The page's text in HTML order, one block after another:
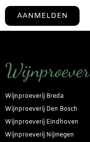
AANMELDEN
Wijnproeverij Breda
Wijnproeverij Den Bosch
Wijnproeverij Eindhoven
Wijnproeverij Nijmegen